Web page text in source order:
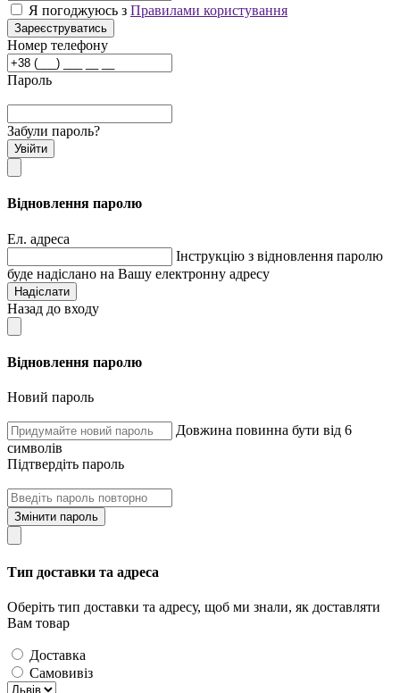
Я погоджуюсь з Правилами користування
Зареєструватись
Номер телефону
Пароль
Забули пароль?
Увійти
Відновлення паролю
Ел. адреса
Інструкцію з відновлення паролю
буде надіслано на Вашу електронну адресу
Надіслати
Назад до входу
Відновлення паролю
Новий пароль
Довжина повинна бути від 6
символів
Підтвердіть пароль
Змінити пароль
Тип доставки та адреса
Оберіть тип доставки та адресу, щоб ми знали, як доставляти
Вам товар
Доставка
Самовивіз